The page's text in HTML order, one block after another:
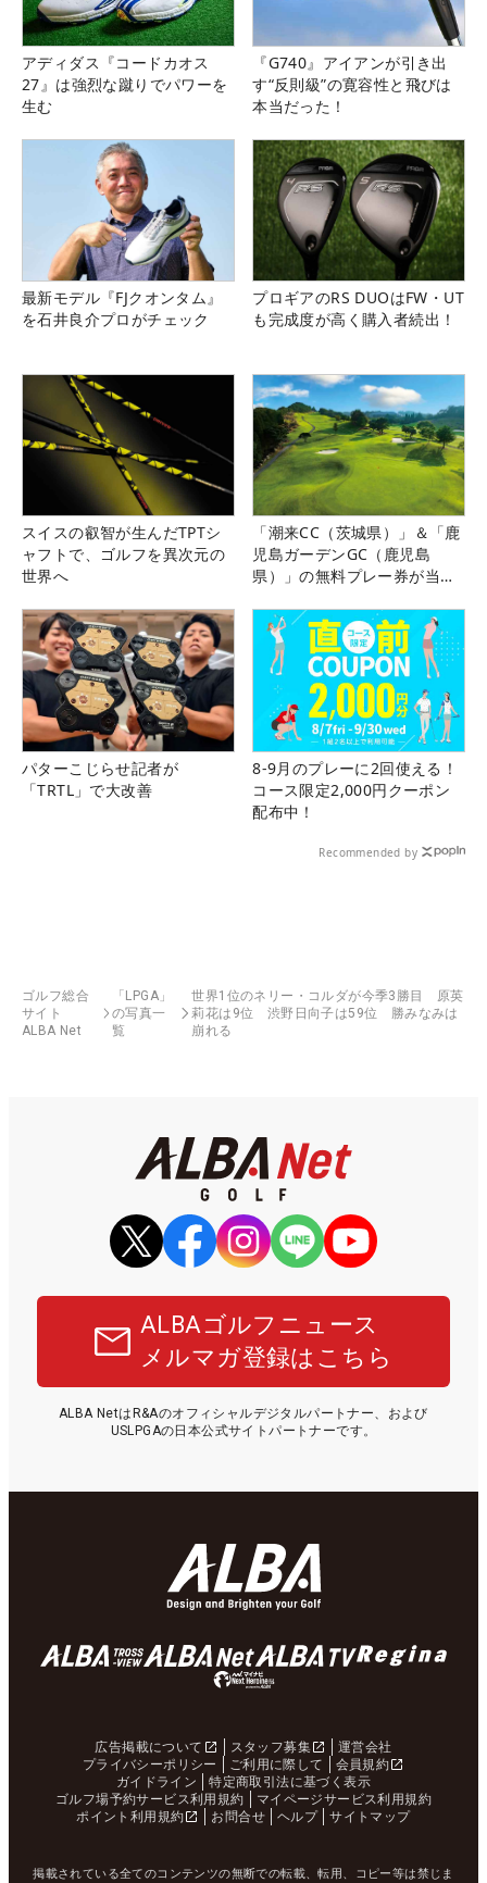
アディダス『コードカオス
27』は強烈な蹴りでパワーを
生む
『G740』アイアンが引き出
す“反則級”の寛容性と飛びは
本当だった！
最新モデル『FJクオンタム』
を石井良介プロがチェック
プロギアのRS DUOはFW・UT
も完成度が高く購入者続出！
スイスの叡智が生んだTPTシ
ャフトで、ゴルフを異次元の
世界へ
「潮来CC（茨城県）」＆「鹿
児島ガーデンGC（鹿児島
県）」の無料プレー券が当た
パターこじらせ記者が
「TRTL」で大改善
8-9月のプレーに2回使える！
コース限定2,000円クーポン
配布中！
Recommended by
ゴルフ総合
サイト
ALBA Net
「LPGA」
の写真一
覧
世界1位のネリー・コルダが今季3勝目 原英
莉花は9位 渋野日向子は59位 勝みなみは
崩れる
ALBAゴルフニュース
メルマガ登録はこちら
ALBA NetはR&Aのオフィシャルデジタルパートナー、および
USLPGAの日本公式サイトパートナーです。
広告掲載について スタッフ募集
運営会社
プライバシーポリシー
ご利用に際して
会員規約
ガイドライン
特定商取引法に基づく表示
ゴルフ場予約サービス利用規約
マイページサービス利用規約
ポイント利用規約
お問合せ ヘルプ サイトマップ
掲載されている全てのコンテンツの無断での転載、転用、コピー等は禁じま